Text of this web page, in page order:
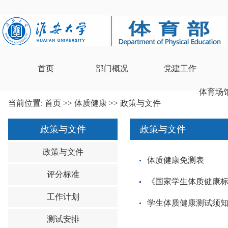
首页 部门概况 党建工作
体育场
当前位置: 首页 >> 体质健康 >> 政策与文件
政策与文件
政策与文件
评分标准
工作计划
测试安排
政策与文件
体质健康免测表
《国家学生体质健康
学生体质健康测试须知